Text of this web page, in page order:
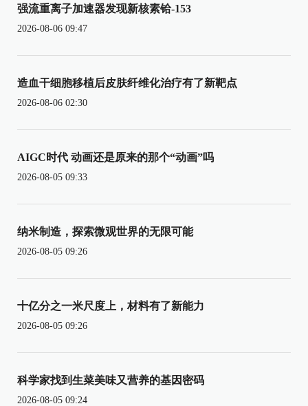
强流重离子加速器发现新核素铪-153
2026-08-06 09:47
造血干细胞移植后皮肤纤维化治疗有了新靶点
2026-08-06 02:30
AIGC时代 动画还是原来的那个“动画”吗
2026-08-05 09:33
纳米制造，探索微观世界的无限可能
2026-08-05 09:26
十亿分之一米尺度上，材料有了新能力
2026-08-05 09:26
科学家找到生菜美味又营养的基因密码
2026-08-05 09:24